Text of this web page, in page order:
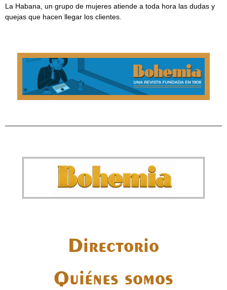
La Habana, un grupo de mujeres atiende a toda hora las dudas y
quejas que hacen llegar los clientes.
Directorio
Quiénes somos